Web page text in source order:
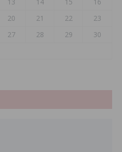
20 21 22
23
27 28 29
30